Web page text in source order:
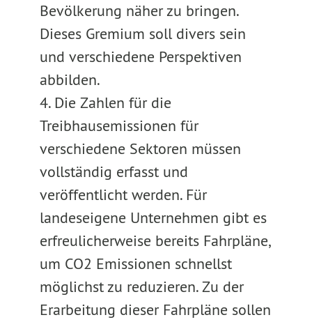
Bevölkerung näher zu bringen.
Dieses Gremium soll divers sein
und verschiedene Perspektiven
abbilden.
4. Die Zahlen für die
Treibhausemissionen für
verschiedene Sektoren müssen
vollständig erfasst und
veröffentlicht werden. Für
landeseigene Unternehmen gibt es
erfreulicherweise bereits Fahrpläne,
um CO2 Emissionen schnellst
möglichst zu reduzieren. Zu der
Erarbeitung dieser Fahrpläne sollen